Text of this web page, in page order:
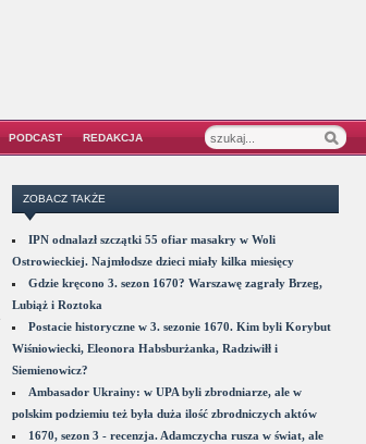
PODCAST REDAKCJA
ZOBACZ TAKŻE
IPN odnalazł szczątki 55 ofiar masakry w Woli
Ostrowieckiej. Najmłodsze dzieci miały kilka miesięcy
Gdzie kręcono 3. sezon 1670? Warszawę zagrały Brzeg,
Lubiąż i Roztoka
Postacie historyczne w 3. sezonie 1670. Kim byli Korybut
Wiśniowiecki, Eleonora Habsburżanka, Radziwiłł i
Siemienowicz?
Ambasador Ukrainy: w UPA byli zbrodniarze, ale w
polskim podziemiu też była duża ilość zbrodniczych aktów
1670, sezon 3 - recenzja. Adamczycha rusza w świat, ale